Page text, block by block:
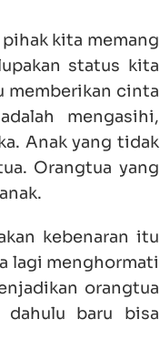
kita memang
status kita
memberikan cinta
mengasihi,
Anak yang tidak
Orangtua yang
kebenaran itu
lagi menghormati
orangtua
dahulu baru bisa